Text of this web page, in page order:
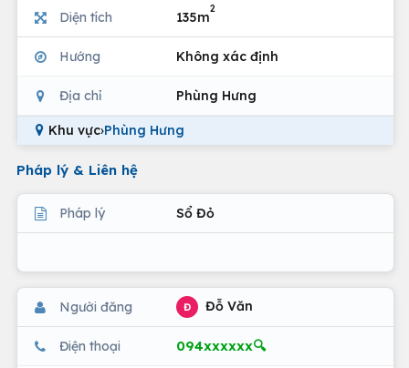
Diện tích 135m
2
Hướng Không xác định
Địa chỉ Phùng Hưng
Khu vực›Phùng Hưng
Pháp lý & Liên hệ
Pháp lý Sổ Đỏ
Người đăng Đ Đỗ Văn
Điện thoại 094xxxxxx🔍